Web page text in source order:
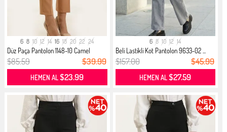
6 8 10 12 14 16 18 20 22 24
Düz Paça Pantolon 1148-10 Camel
$85.59 $39.99
HEMEN AL$23.99
6 8 10 12 14
Beli Lastikli Kot Pantolon 9633-02 ...
$157.00 $45.99
HEMEN AL$27.59